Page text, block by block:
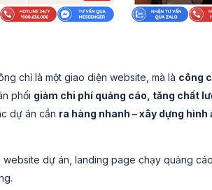
chỉ là một giao diện website, mà là công
phối giảm chi phí quảng cáo, tăng chất
dự án cần ra hàng nhanh – xây dựng
website dự án, landing page chạy quảng